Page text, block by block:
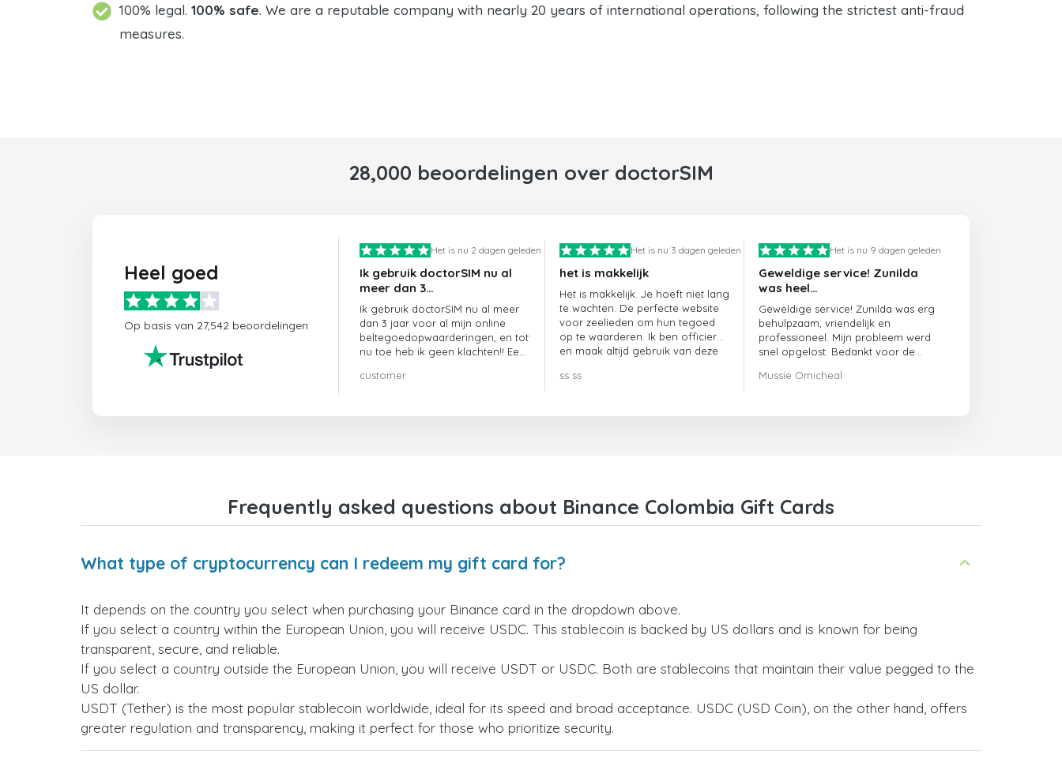
100% legal. 100% safe. We are a reputable company with nearly 20 years of international operations, following the strictest anti-fraud
measures.
28,000 beoordelingen over doctorSIM
Heel goed
Op basis van 27,542 beoordelingen
Het is nu 2 dagen geleden
Ik gebruik doctorSIM nu al
meer dan 3…
Ik gebruik doctorSIM nu al meer
dan 3 jaar voor al mijn online
beltegoedopwaarderingen, en tot
nu toe heb ik geen klachten!! Een
customer
Het is nu 3 dagen geleden
het is makkelijk
Het is makkelijk. Je hoeft niet lang
te wachten. De perfecte website
voor zeelieden om hun tegoed
op te waarderen. Ik ben officier
en maak altijd gebruik van deze
ss ss
Het is nu 9 dagen geleden
Geweldige service! Zunilda
was heel…
Geweldige service! Zunilda was erg
behulpzaam, vriendelijk en
professioneel. Mijn probleem werd
snel opgelost. Bedankt voor de
Mussie Omicheal
Frequently asked questions about Binance Colombia Gift Cards
What type of cryptocurrency can I redeem my gift card for?
It depends on the country you select when purchasing your Binance card in the dropdown above.
If you select a country within the European Union, you will receive USDC. This stablecoin is backed by US dollars and is known for being
transparent, secure, and reliable.
If you select a country outside the European Union, you will receive USDT or USDC. Both are stablecoins that maintain their value pegged to the
US dollar.
USDT (Tether) is the most popular stablecoin worldwide, ideal for its speed and broad acceptance. USDC (USD Coin), on the other hand, offers
greater regulation and transparency, making it perfect for those who prioritize security.